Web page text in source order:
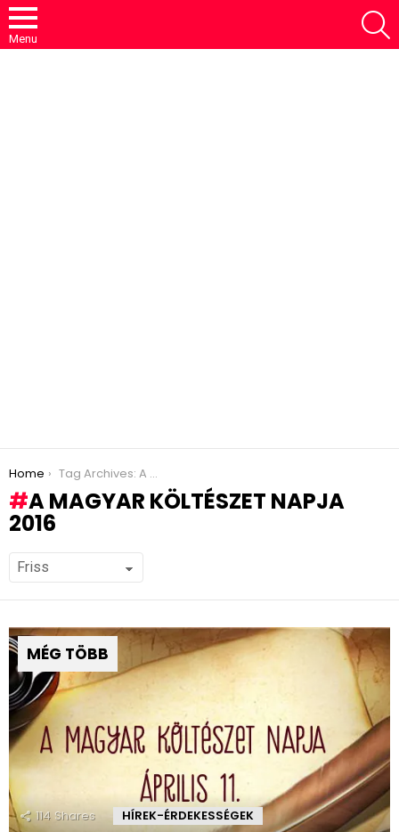
Menu
You are here:
Home Tag Archives: A Magyar költészet napja 2016
A MAGYAR KÖLTÉSZET NAPJA
2016
MÉG TÖBB
114 Shares HÍREK-ÉRDEKESSÉGEK